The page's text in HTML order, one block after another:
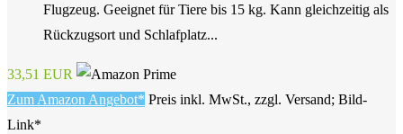
Flugzeug. Geeignet für Tiere bis 15 kg. Kann gleichzeitig als
Rückzugsort und Schlafplatz...
33,51 EUR
Zum Amazon Angebot* Preis inkl. MwSt., zzgl. Versand; Bild-
Link*